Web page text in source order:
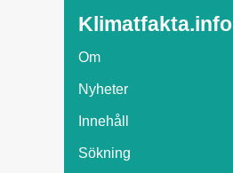
Klimatfakta.info
Om
Nyheter
Innehåll
Sökning